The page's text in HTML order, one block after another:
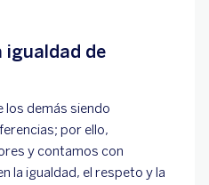
igualdad de
los demás siendo
por ello,
y contamos con
la igualdad, el respeto y la